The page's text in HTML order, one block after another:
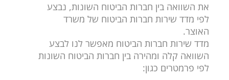
את השוואה בין חברות הביטוח השונות, נבצע
לפי מדד שירות חברות הביטוח של משרד
האוצר.
מדד שירות חברות הביטוח מאפשר לנו לבצע
השוואה קלה ומהירה בין חברות הביטוח השונות
לפי פרמטרים כגון: